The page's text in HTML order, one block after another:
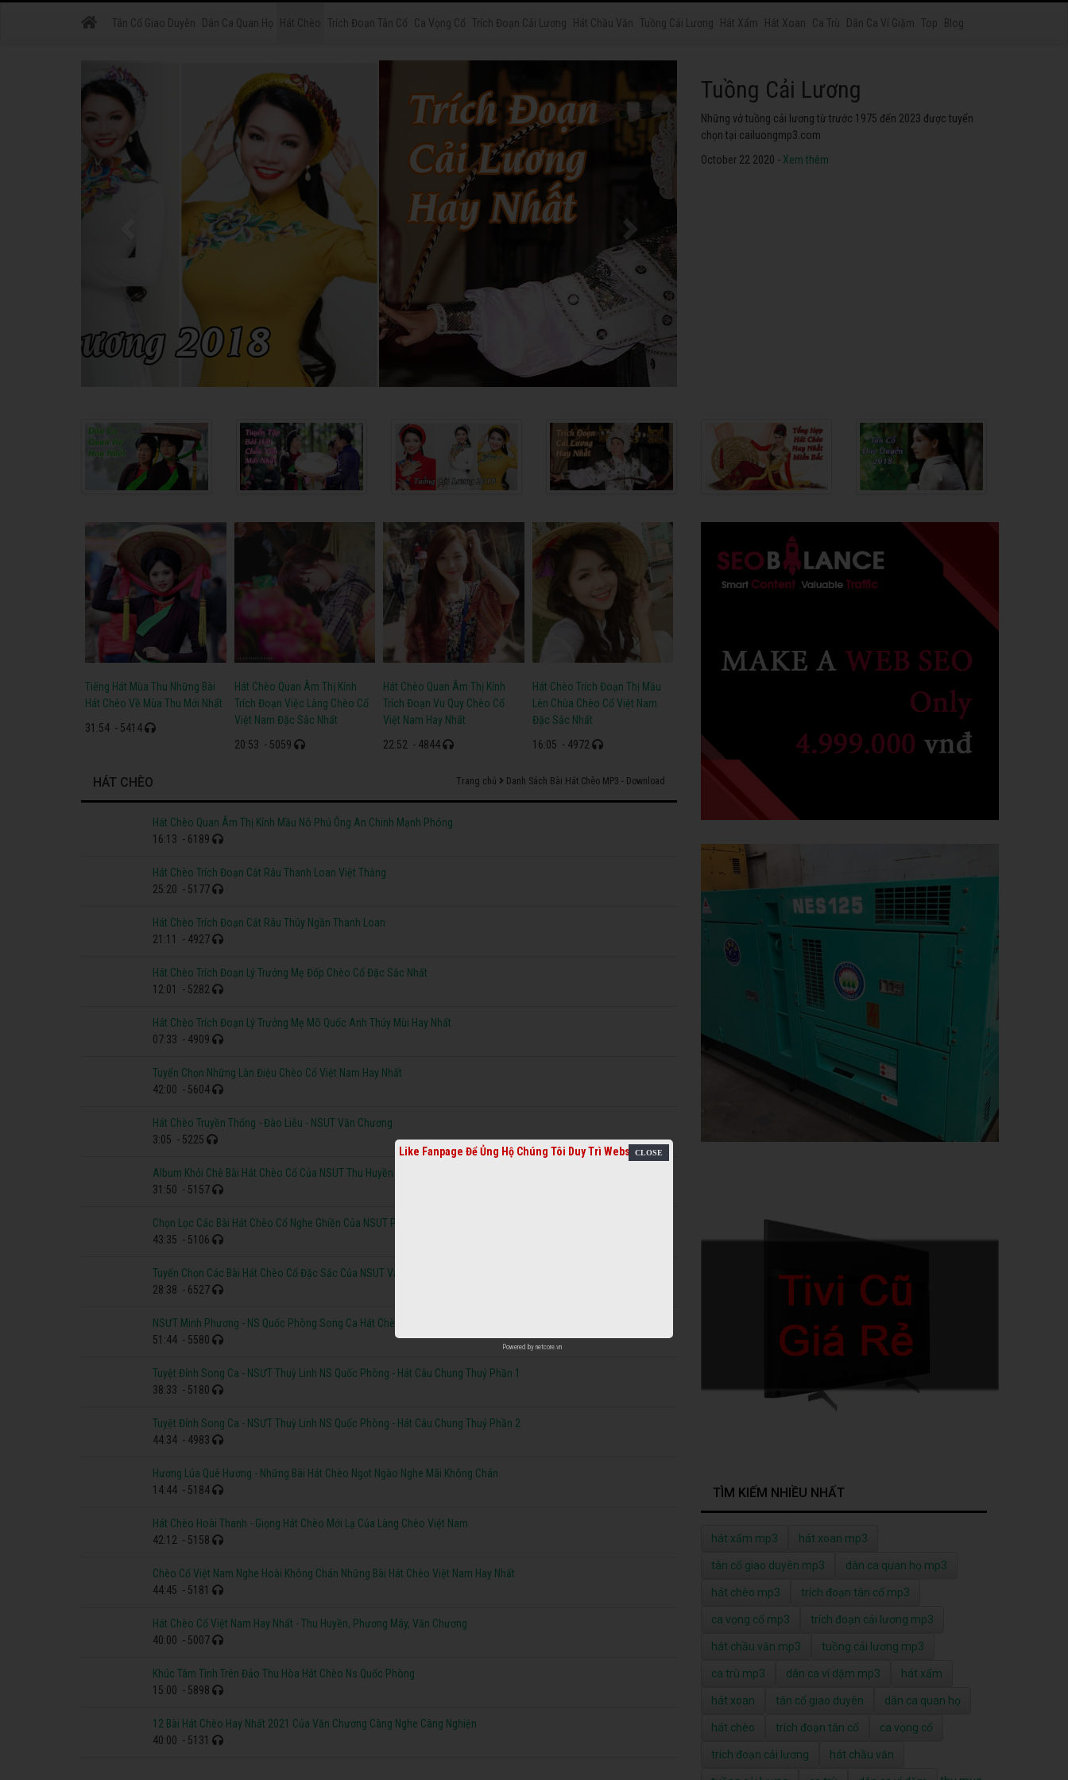
Tân Cổ Giao Duyên Dân Ca Quan Họ Trích Đoạn Tân Cổ Ca Vọng Cổ Trích Đoạn Cải Lương Hát Chầu Văn Tuồng Cải Lương Hát Xẩm Hát Xoan Ca Trù Dân Ca Ví Giặm Top Blog
Trích Đoạn Cải Lương
Các trích đoạn cải lương nổi tiếng của các nghệ sĩ Cải Lương
như Vũ Linh, Kim Tử Long, Ngọc Huyền ... hay nhất mọi thời đại.
October 22 2020 - Xem thêm
Tiếng Hát Mùa Thu Những Bài
Hát Chèo Về Mùa Thu Mới Nhất
31:54 - 5414
Hát Chèo Quan Âm Thị Kính
Trích Đoạn Việc Làng Chèo Cổ
Việt Nam Đặc Sắc Nhất
20:53 - 5059
Hát Chèo Quan Âm Thị Kính
Trích Đoạn Vu Quy Chèo Cổ
Việt Nam Hay Nhất
22:52 - 4844
Hát Chèo Trích Đoạn Thị Mầu
Lên Chùa Chèo Cổ Việt Nam
Đặc Sắc Nhất
16:05 - 4972
HÁT CHÈO Trang chủ Danh Sách Bài Hát Chèo MP3 - Download
Hát Chèo Quan Âm Thị Kính Mầu Nô Phú Ông An Chinh Mạnh Phóng
16:13 - 6189
Hát Chèo Trích Đoạn Cắt Râu Thanh Loan Việt Thắng
25:20 - 5177
Hát Chèo Trích Đoạn Cắt Râu Thúy Ngần Thanh Loan
21:11
- 4927
Hát Chèo Trích Đoạn Lý Trưởng Mẹ Đốp Chèo Cổ Đặc Sắc Nhất
12:01
- 5282
Hát Chèo Trích Đoạn Lý Trưởng Mẹ Mõ Quốc Anh Thúy Mùi Hay Nhất
07:33 - 4909
Tuyển Chọn Những Làn Điệu Chèo Cổ Việt Nam Hay Nhất
42:00 - 5604
Hát Chèo Truyền Thống - Đào Liễu - NSUT Văn Chương
3:05 - 5225
Album Khỏi Chê Bài Hát Chèo Cổ Của NSUT Thu Huyền
31:50 - 5157
Chọn Lọc Các Bài Hát Chèo Cổ Nghe Ghiền Của NSUT Phương Mây
43:35 - 5106
Tuyển Chọn Các Bài Hát Chèo Cổ Đặc Sắc Của NSUT Văn Chương
28:38 - 6527
NSƯT Minh Phương - NS Quốc Phòng Song Ca Hát Chèo Mới Nhất
51:44 - 5580
Tuyệt Đỉnh Song Ca - NSƯT Thuỳ Linh NS Quốc Phòng - Hát Câu Chung Thuỷ Phần 1
38:33 - 5180
Tuyệt Đỉnh Song Ca - NSƯT Thuỳ Linh NS Quốc Phòng - Hát Câu Chung Thuỷ Phần 2
44:34 - 4983
Hương Lúa Quê Hương - Những Bài Hát Chèo Ngọt Ngào Nghe Mãi Không Chán
14:44 - 5184
Hát Chèo Hoài Thanh - Giọng Hát Chèo Mới Lạ Của Làng Chèo Việt Nam
42:12 - 5158
Chèo Cổ Việt Nam Nghe Hoài Không Chán Những Bài Hát Chèo Việt Nam Hay Nhất
44:45 - 5181
Hát Chèo Cổ Việt Nam Hay Nhất - Thu Huyền, Phương Mây, Văn Chương
40:00 - 5007
Khúc Tâm Tình Trên Đảo Thu Hòa Hát Chèo Ns Quốc Phòng
15:00 - 5898
12 Bài Hát Chèo Hay Nhất 2021 Của Văn Chương Càng Nghe Càng Nghiện
40:00 - 5131
TÌM KIẾM NHIỀU NHẤT
hát xẩm mp3 hát xoan mp3
tân cổ giao duyên mp3 dân ca quan họ mp3
hát chèo mp3 trích đoạn tân cổ mp3
ca vọng cổ mp3 trích đoạn cải lương mp3
hát chầu văn mp3 tuồng cải lương mp3
ca trù mp3 dân ca ví dặm mp3 hát xẩm
hát xoan tân cổ giao duyên dân ca quan họ
hát chèo trích đoạn tân cổ ca vọng cổ
trích đoạn cải lương hát chầu văn
Like Fanpage Để Ủng Hộ Chúng Tôi Duy Trì Website
Powered by netcore.vn